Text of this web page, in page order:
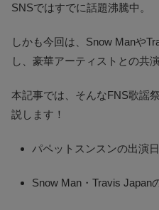
SNSではすでに話題沸騰中。
しかも今回は、Snow Manや
し、豪華アーティストとの共
本記事では、そんなFNS歌謡
説します！
パペットスンスンの出演
Snow Man・Travis Japan